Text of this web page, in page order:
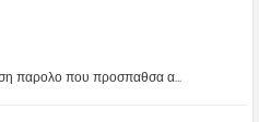
παρολο που προσπαθσα α...